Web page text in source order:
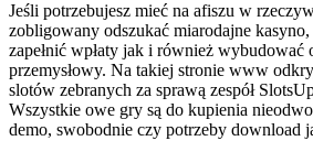
Jeśli potrzebujesz mieć na afiszu w
zobligowany odszukać miarodajne
zapełnić wpłaty jak i również wybudować
przemysłowy. Na takiej stronie www
slotów zebranych za sprawą zespół
Wszystkie owe gry są do kupienia
demo, swobodnie czy potrzeby download